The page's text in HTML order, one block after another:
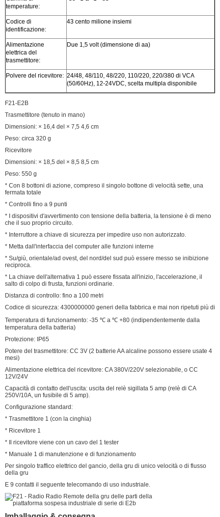
temperature:
Codice di
identificazione:
43 cento milione insiemi
Alimentazione
elettrica del
trasmettitore:
Due 1,5 volt (dimensione di aa)
Polvere del ricevitore: 24/48, 48/110, 48/220, 110/220, 220/380 di VCA
(50/60Hz), 12-24VDC, scelta multipla disponibile
F21-E2B
Trasmettitore (tenuto in mano)
Dimensioni: × 16,4 del × 7,5 4,6 cm
Peso: circa 320 g
Ricevitore
Dimensioni: × 18,5 del × 8,5 8,5 cm
Peso: 550 g
* Con 8 bottoni di azione, compreso il singolo bottone di velocità sette, una
fermata totale
* Controlli fino a 9 punti
* I dispositivi d'avvertimento con tensione della batteria, la tensione è di meno
che il suo proprio circuito.
* Interruttore a chiave di sicurezza per impedire uso non autorizzato.
* Metta dall'interfaccia del computer alle funzioni interne
* Su/giù, orientale/ad ovest, del nord/del sud può essere messo se inibizione
reciproca.
* La chiave dell'alternativa 1 può essere fissata all'inizio, l'accelerazione, il
salto di colpo di frusta, funzioni ordinarie.
Distanza di controllo: fino a 100 metri
Codice di sicurezza: 4300000000 generi della fabbrica e mai non ripetuti più di
Temperatura di funzionamento: -35 ℃ a ℃ +80 (indipendentemente dalla
temperatura della batteria)
Protezione: IP65
Potere del trasmettitore: CC 3V (2 batterie AA alcaline possono essere usate 4
mesi)
Alimentazione elettrica del ricevitore: CA 380V/220V selezionabile, o CC
12V/24V
Capacità di contatto dell'uscita: uscita del relè sigillata 5 amp (relè di CA
250V/10A, un fusibile di 5 amp).
Configurazione standard:
* Trasmettitore 1 (con la cinghia)
* Ricevitore 1
* Il ricevitore viene con un cavo del 1 tester
* Manuale 1 di manutenzione e di funzionamento
Per singolo traffico elettrico del gancio, della gru di unico velocità o di flusso
della gru
E 9 contatti il seguente telecomando di uso industriale.